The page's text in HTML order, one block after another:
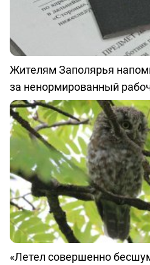
Жителям Заполярья
за ненормированный
«Летел совершенно